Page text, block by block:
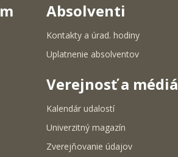
Absolventi
Kontakty a úrad. hodiny
Uplatnenie absolventov
Verejnosť a médiá
Kalendár udalostí
Univerzitný magazín
Zverejňovanie údajov